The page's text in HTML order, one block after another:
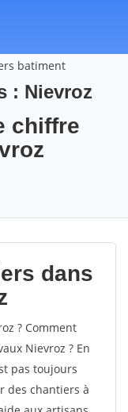
batiment
: Nievroz
chiffre
dans
? Comment
Nievroz ? En
pas toujours
des chantiers à